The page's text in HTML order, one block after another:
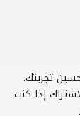
تجربتك.
إذا كنت